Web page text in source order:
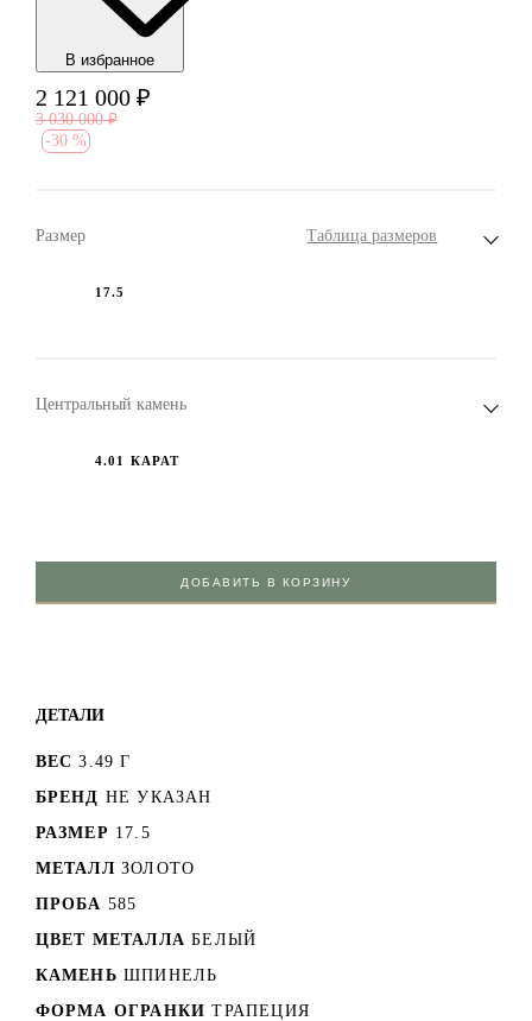
В избранноe
2 121 000 ₽
3 030 000 ₽
-30 %
Размер Таблица размеров
17.5
Центральный камень
4.01 КАРАТ
ДОБАВИТЬ В КОРЗИНУ
ДЕТАЛИ
ВЕС 3.49 Г
БРЕНД НЕ УКАЗАН
РАЗМЕР 17.5
МЕТАЛЛ ЗОЛОТО
ПРОБА 585
ЦВЕТ МЕТАЛЛА БЕЛЫЙ
КАМЕНЬ ШПИНЕЛЬ
ФОРМА ОГРАНКИ ТРАПЕЦИЯ